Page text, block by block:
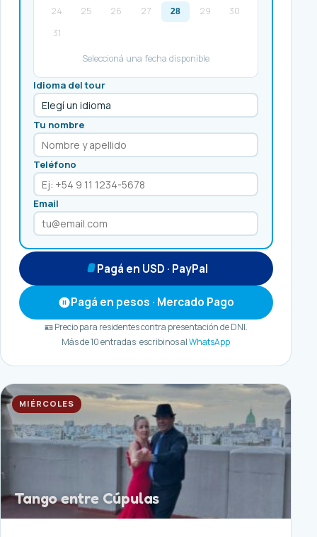
24
25 26 27 28 29
30
31
Seleccioná una fecha disponible
Idioma del tour
Tu nombre
Teléfono
Email
Pagá en USD · PayPal
Pagá en pesos · Mercado Pago
🪪 Precio para residentes contra presentación de DNI.
Más de 10 entradas: escribinos alWhatsApp
MIÉRCOLES
Tango entre Cúpulas